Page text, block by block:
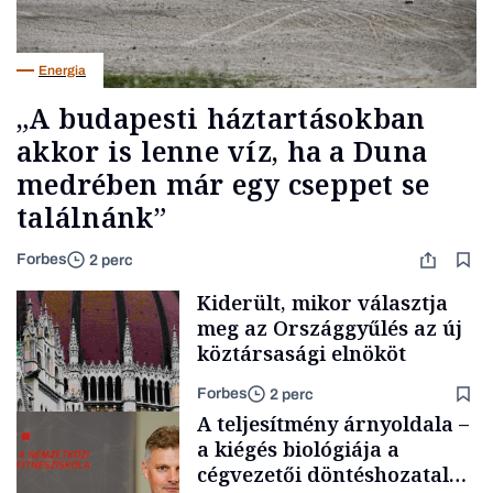
Energia
„A budapesti háztartásokban
akkor is lenne víz, ha a Duna
medrében már egy cseppet se
találnánk”
Forbes 2 perc
Kiderült, mikor választja
meg az Országgyűlés az új
köztársasági elnököt
Forbes 2 perc
A teljesítmény árnyoldala –
a kiégés biológiája a
cégvezetői döntéshozatal